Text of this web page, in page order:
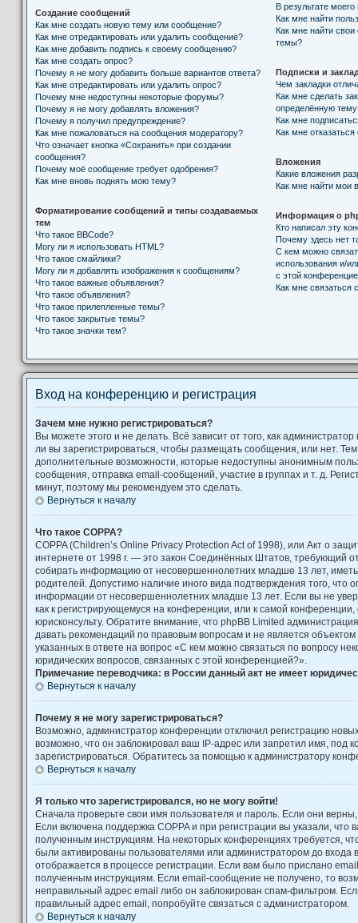
Создание сообщений
Как мне создать новую тему или сообщение?
Как мне отредактировать или удалить сообщение?
Как мне добавить подпись к своему сообщению?
Как мне создать опрос?
Почему я не могу добавить больше вариантов ответа?
Как мне отредактировать или удалить опрос?
Почему мне недоступны некоторые форумы?
Почему я не могу добавлять вложения?
Почему я получил предупреждение?
Как мне пожаловаться на сообщения модератору?
Что означает кнопка «Сохранить» при создании
сообщения?
Почему моё сообщение требует одобрения?
Как мне вновь поднять мою тему?
Форматирование сообщений и типы создаваемых
тем
Что такое BBCode?
Могу ли я использовать HTML?
Что такое смайлики?
Могу ли я добавлять изображения к сообщениям?
Что такое важные объявления?
Что такое объявления?
Что такое прилепленные темы?
Что такое закрытые темы?
Что такое значки тем?
В результате
Как мне найти
Как мне найти
темы?
Подписки и
Чем закладки
Как мне сделать
определённую
Как мне
Как мне отказаться
Вложения
Какие вложения
Как мне найти мои
Информация о
Кто написал эту
Почему здесь нет
С кем можно
использования и/
с этой
Как мне связаться
Вход на конференцию и регистрация
Зачем мне нужно регистрироваться?
Вы можете этого и не делать. Всё зависит от того, как
ли вы зарегистрироваться, чтобы размещать сообщения, или нет.
дополнительные возможности, которые недоступны анонимным
сообщения, отправка email-сообщений, участие в группах и т. д.
минут, поэтому мы рекомендуем это сделать.
Вернуться к началу
Что такое COPPA?
COPPA (Children’s Online Privacy Protection Act of 1998), или Акт о
интернете от 1998 г. — это закон Соединённых Штатов, требующий
собирать информацию от несовершеннолетних младше 13 лет, иметь
родителей. Допустимо наличие иного вида подтверждения того, что
информации от несовершеннолетних младше 13 лет. Если вы не
как к регистрирующемуся на конференции, или к самой
юрисконсульту. Обратите внимание, что phpBB Limited
давать рекомендаций по правовым вопросам и не является
указанных в ответе на вопрос «С кем можно связаться по вопросу
юридических вопросов, связанных с этой конференцией?».
Примечание переводчика: в России данный акт не имеет
Вернуться к началу
Почему я не могу зарегистрироваться?
Возможно, администратор конференции отключил регистрацию
возможно, что он заблокировал ваш IP-адрес или запретил имя, под
зарегистрироваться. Обратитесь за помощью к администратору
Вернуться к началу
Я только что зарегистрировался, но не могу войти!
Сначала проверьте свои имя пользователя и пароль. Если они
Если включена поддержка COPPA и при регистрации вы указали, что
полученным инструкциям. На некоторых конференциях требуется,
были активированы пользователями или администратором до входа
отображается в процессе регистрации. Если вам было прислано
полученным инструкциям. Если email-сообщение не получено, то
неправильный адрес email либо он заблокирован спам-фильтром.
правильный адрес email, попробуйте связаться с администратором.
Вернуться к началу